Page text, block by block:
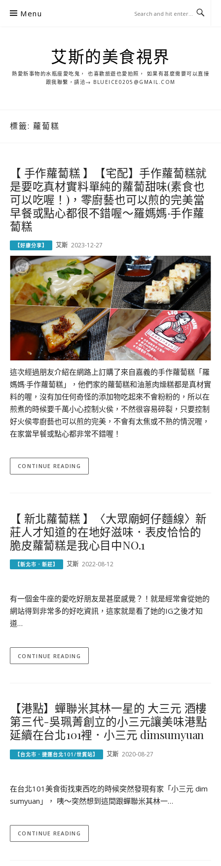
Menu
艾斯的美食視界
熱愛新事物的水瓶座愛吃鬼， 也喜歡旅遊也愛拍照， 如果有甚麼需要可以直接
跟我聯繫，請洽→ BLUEICE0205@GMAIL.COM
標籤: 蘿蔔糕
【 手作蘿蔔糕 】【宅配】手作蘿蔔糕就
是要吃真材實料單純的蘿蔔甜味(素食也
可以吃喔！)，零廚藝也可以煎的完美當
早餐或點心都很不錯喔～羅媽媽·手作蘿
蔔糕
【好康分享】 艾斯 2023-12-27
這次經過朋友介紹在網路上訂購了來自嘉義的手作蘿蔔糕「羅
媽媽·手作蘿蔔糕」，他們家的蘿蔔糕和油蔥肉燥糕都是真材實
料的喔，沒有加任何奇怪的添加物吃起來不會粉粉的，所以在
煎煮的時候要千萬小心控制火侯，不然很容易碎裂，只要控制
好火侯零廚藝也可以煎的完美，不會有太焦或不熟的情況喔，
在家當早餐或點心都非常不錯喔！
CONTINUE READING
【 新北蘿蔔糕 】〈大眾廟蚵仔麵線〉新
莊人才知道的在地好滋味．表皮恰恰的
脆皮蘿蔔糕是我心目中NO.1
【新北市．新莊】 艾斯 2022-08-12
有一個金牛座的愛吃好朋友是甚麼感覺？！就是經常會從她的
網站得到非常多的好吃資訊，這家就是看了她的IG之後才知
道…
CONTINUE READING
【港點】蟬聯米其林一星的 大三元 酒樓
第三代-吳珮菁創立的小三元讓美味港點
延續在台北101裡．小三元 dimsumyuan
【台北市．捷運台北101/世貿站】 艾斯 2020-08-27
在台北101美食街找東西吃的時候突然發現有家「小三元 dim
sumyuan」， 咦～突然想到這間跟蟬聯米其林一…
CONTINUE READING